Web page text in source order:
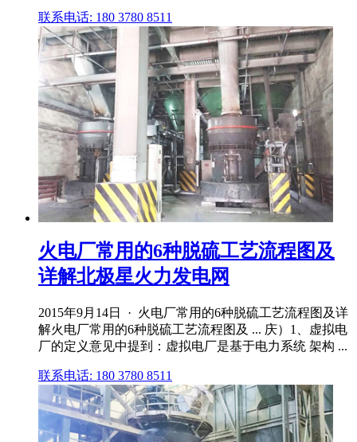
联系电话: 180 3780 8511
火电厂常用的6种脱硫工艺流程图及
详解北极星火力发电网
2015年9月14日 · 火电厂常用的6种脱硫工艺流程图及详
解火电厂常用的6种脱硫工艺流程图及 ... 庆）1、虚拟电
厂的定义意见中提到：虚拟电厂是基于电力系统 架构 ...
联系电话: 180 3780 8511